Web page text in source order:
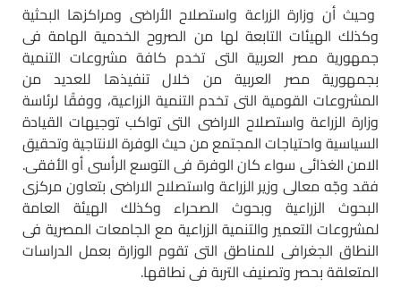
وحيث أن وزارة الزراعة واستصلاح الأراضى ومراكزها البحثية
وكذلك الهيئات التابعة لها من الصروح الخدمية الهامة فى
جمهورية مصر العربية التى تخدم كافة مشروعات التنمية
بجمهورية مصر العربية من خلال تنفيذها للعديد من
المشروعات القومية التى تخدم التنمية الزراعية، ووفقًا لرئاسة
وزارة الزراعة واستصلاح الاراضى التى تواكب توجيهات القيادة
السياسية واحتياجات المجتمع من حيث الوفرة الانتاجية وتحقيق
الامن الغذائى سواء كان الوفرة فى التوسع الرأسى أو الأفقى.
فقد وجّه معالى وزير الزراعة واستصلاح الاراضى بتعاون مركزى
البحوث الزراعية وبحوث الصحراء وكذلك الهيئة العامة
لمشروعات التعمير والتنمية الزراعية مع الجامعات المصرية فى
النطاق الجغرافى للمناطق التى تقوم الوزارة بعمل الدراسات
المتعلقة بحصر وتصنيف التربة فى نطاقها.